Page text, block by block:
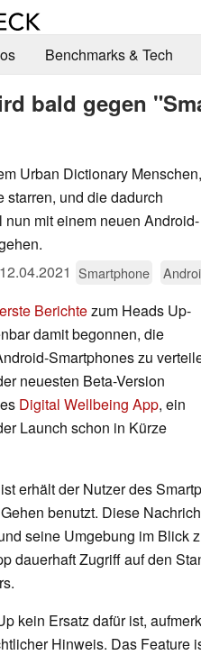
Benchmarks & Tech
bald gegen
Urban Dictionary Menschen,
starren, und die dadurch
mit einem neuen Android-
12.04.2021 Smartphone
erste Berichtezum Heads Up-
damit begonnen, die
Smartphones zu
neuesten Beta-Version
Digital Wellbeing App, ein
Launch schon in Kürze
erhält der Nutzer des
benutzt. Diese
seine Umgebung im Blick
dauerhaft Zugriff auf den
kein Ersatz dafür ist,
Hinweis. Das Feature